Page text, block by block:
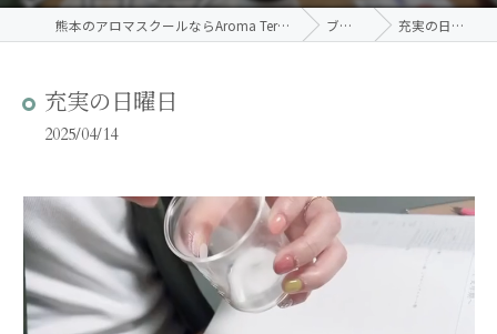
熊本のアロマスクールならAroma Terrace ブログ 充実の日曜日
充実の日曜日
2025/04/14